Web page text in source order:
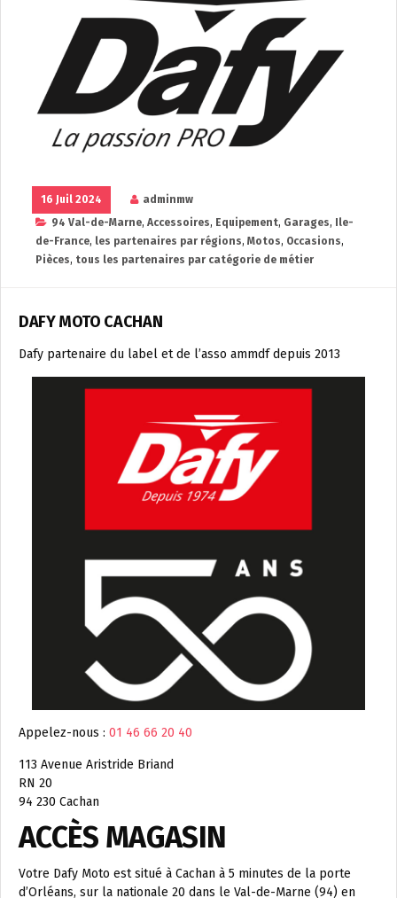
16 Juil 2024
adminmw
94 Val-de-Marne, Accessoires, Equipement, Garages, Ile-
de-France, les partenaires par régions, Motos, Occasions,
Pièces, tous les partenaires par catégorie de métier
DAFY MOTO CACHAN
Dafy partenaire du label et de l’asso ammdf depuis 2013
Appelez-nous : 01 46 66 20 40
113 Avenue Aristride Briand
RN 20
94 230 Cachan
ACCÈS MAGASIN
Votre Dafy Moto est situé à Cachan à 5 minutes de la porte
d’Orléans, sur la nationale 20 dans le Val-de-Marne (94) en